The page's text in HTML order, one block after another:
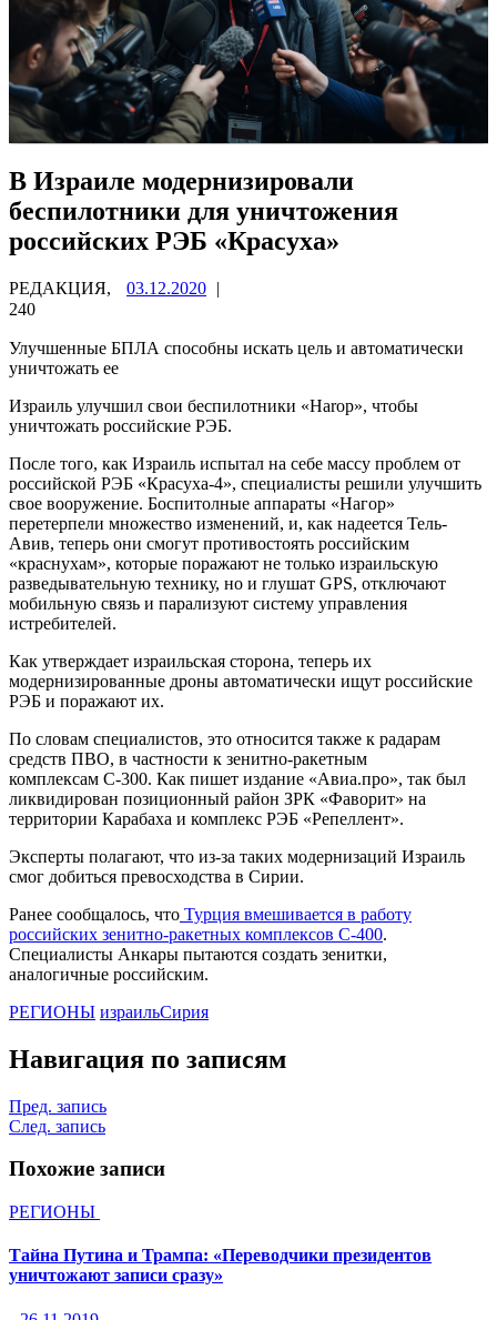
В Израиле модернизировали
беспилотники для уничтожения
российских РЭБ «Красуха»
РЕДАКЦИЯ, 03.12.2020 |
240
Улучшенные БПЛА способны искать цель и автоматически
уничтожать ее
Израиль улучшил свои беспилотники «Harop», чтобы
уничтожать российские РЭБ.
После того, как Израиль испытал на себе массу проблем от
российской РЭБ «Красуха-4», специалисты решили улучшить
свое вооружение. Боспитолные аппараты «Нагор»
перетерпели множество изменений, и, как надеется Тель-
Авив, теперь они смогут противостоять российским
«краснухам», которые поражают не только израильскую
разведывательную технику, но и глушат GPS, отключают
мобильную связь и парализуют систему управления
истребителей.
Как утверждает израильская сторона, теперь их
модернизированные дроны автоматически ищут российские
РЭБ и поражают их.
По словам специалистов, это относится также к радарам
средств ПВО, в частности к зенитно-ракетным
комплексам С-300. Как пишет издание «Авиа.про», так был
ликвидирован позиционный район ЗРК «Фаворит» на
территории Карабаха и комплекс РЭБ «Репеллент».
Эксперты полагают, что из-за таких модернизаций Израиль
смог добиться превосходства в Сирии.
Ранее сообщалось, что Турция вмешивается в работу
российских зенитно-ракетных комплексов С-400.
Специалисты Анкары пытаются создать зенитки,
аналогичные российским.
РЕГИОНЫ израильСирия
Навигация по записям
Пред. запись
След. запись
Похожие записи
РЕГИОНЫ
Тайна Путина и Трампа: «Переводчики президентов
уничтожают записи сразу»